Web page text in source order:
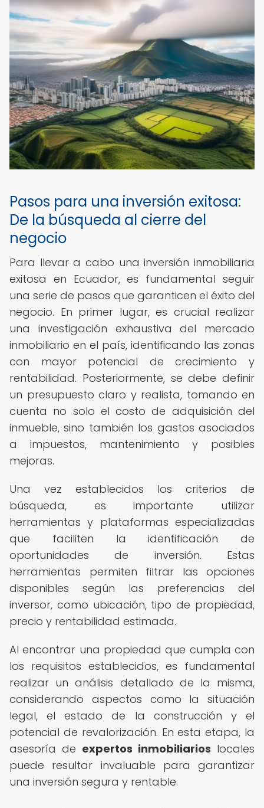
Pasos para una inversión exitosa:
De la búsqueda al cierre del
negocio
Para llevar a cabo una inversión inmobiliaria
exitosa en Ecuador, es fundamental seguir
una serie de pasos que garanticen el éxito del
negocio. En primer lugar, es crucial realizar
una investigación exhaustiva del mercado
inmobiliario en el país, identificando las zonas
con mayor potencial de crecimiento y
rentabilidad. Posteriormente, se debe definir
un presupuesto claro y realista, tomando en
cuenta no solo el costo de adquisición del
inmueble, sino también los gastos asociados
a impuestos, mantenimiento y posibles
mejoras.
Una vez establecidos los criterios de
búsqueda, es importante utilizar
herramientas y plataformas especializadas
que faciliten la identificación de
oportunidades de inversión. Estas
herramientas permiten filtrar las opciones
disponibles según las preferencias del
inversor, como ubicación, tipo de propiedad,
precio y rentabilidad estimada.
Al encontrar una propiedad que cumpla con
los requisitos establecidos, es fundamental
realizar un análisis detallado de la misma,
considerando aspectos como la situación
legal, el estado de la construcción y el
potencial de revalorización. En esta etapa, la
asesoría de expertos inmobiliarios locales
puede resultar invaluable para garantizar
una inversión segura y rentable.